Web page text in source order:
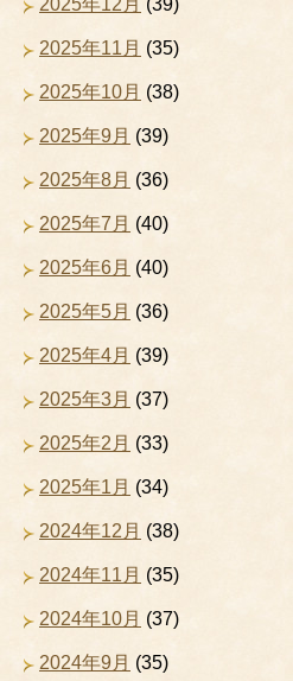
2025年11月 (35)
2025年10月 (38)
2025年9月 (39)
2025年8月 (36)
2025年7月 (40)
2025年6月 (40)
2025年5月 (36)
2025年4月 (39)
2025年3月 (37)
2025年2月 (33)
2025年1月 (34)
2024年12月 (38)
2024年11月 (35)
2024年10月 (37)
2024年9月 (35)